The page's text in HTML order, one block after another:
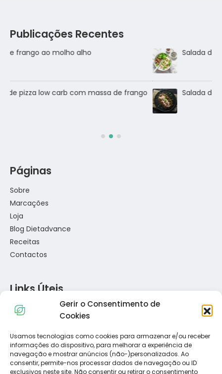
Gerir o Consentimento de
Cookies
Usamos tecnologias como cookies para armazenar e/ou receber
informações do dispositivo, para melhorar a experiência de
navegação e mostrar anúncios (não-)personalizados. Ao
consentir, permite-nos processar dados de navegação ou ID
exclusivos neste site. Não consentir ou retirar o consentimento
Publicações Recentes
Salada de frango
Salada de Atum
Páginas
Sobre
Marcações
Loja
Blog Dietadvance
Receitas
Contactos
Links Úteis
Política de Privacidade
Política de Cookies
Termos e Condições
Resolução de Conflitos de Consumo
Livro de Reclamações